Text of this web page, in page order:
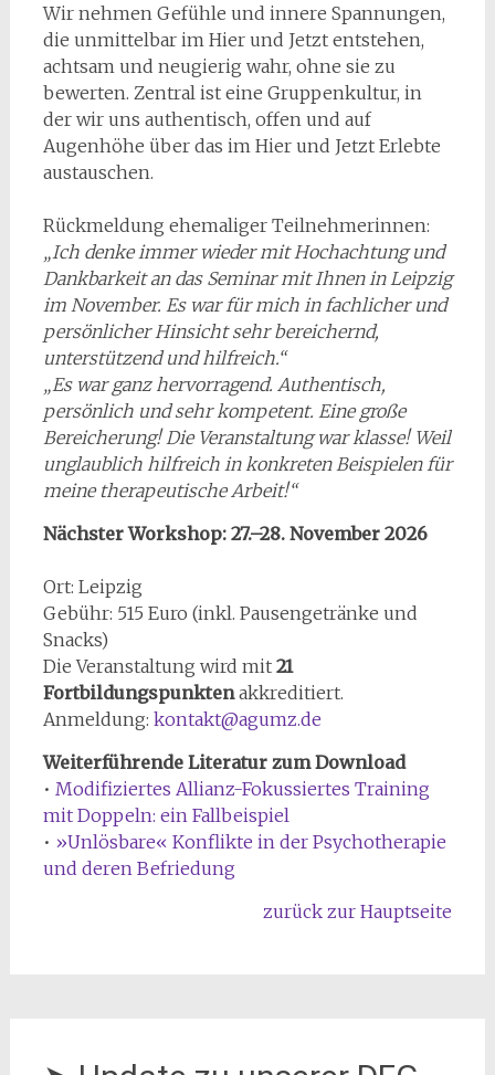
Wir nehmen Gefühle und innere Spannungen,
die unmittelbar im Hier und Jetzt entstehen,
achtsam und neugierig wahr, ohne sie zu
bewerten. Zentral ist eine Gruppenkultur, in
der wir uns authentisch, offen und auf
Augenhöhe über das im Hier und Jetzt Erlebte
austauschen.
Rückmeldung ehemaliger Teilnehmerinnen:
„Ich denke immer wieder mit Hochachtung und
Dankbarkeit an das Seminar mit Ihnen in Leipzig
im November. Es war für mich in fachlicher und
persönlicher Hinsicht sehr bereichernd,
unterstützend und hilfreich.“
„Es war ganz hervorragend. Authentisch,
persönlich und sehr kompetent. Eine große
Bereicherung! Die Veranstaltung war klasse! Weil
unglaublich hilfreich in konkreten Beispielen für
meine therapeutische Arbeit!“
Nächster Workshop: 27.–28. November 2026
Ort: Leipzig
Gebühr: 515 Euro (inkl. Pausengetränke und
Snacks)
Die Veranstaltung wird mit 21
Fortbildungspunktenakkreditiert.
Anmeldung: kontakt@agumz.de
Weiterführende Literatur zum Download
• Modifiziertes Allianz-Fokussiertes Training
mit Doppeln: ein Fallbeispiel
• »Unlösbare« Konflikte in der Psychotherapie
und deren Befriedung
zurück zur Hauptseite